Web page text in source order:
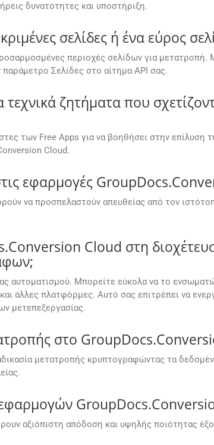
δυνατότητες και υποστήριξη.
σελίδες ή ένα εύρος
περιοχές σελίδων για μετατροπή.
Σελίδες στο αίτημα API σας.
ζητήματα που
των Free Apps για να βοηθήσει στην επίλυση
Cloud.
εφαρμογές
να προσπελαστούν απευθείας από τον
Cloud στη
αυτοματισμού. Μπορείτε εύκολα να το
και άλλες πλατφόρμες. Αυτό σας επιτρέπει να
μετεπεξεργασίας.
στο
μετατροπής κρυπτογραφώντας τα
αξιόπιστη απόδοση και υψηλής ποιότητας